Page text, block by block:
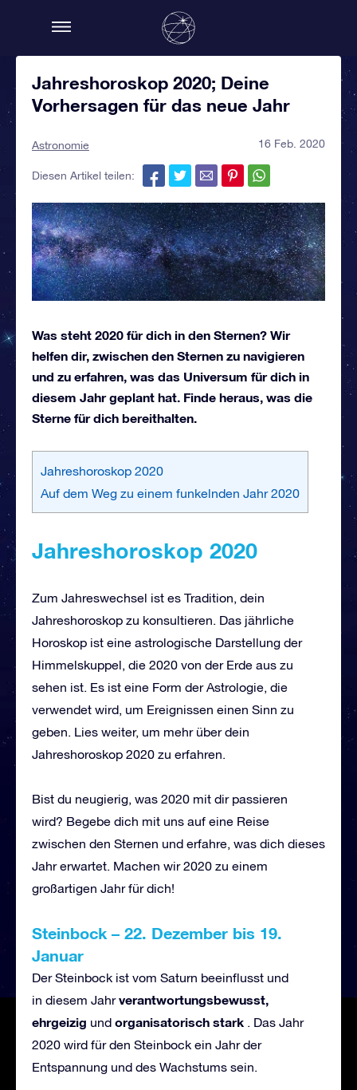
Jahreshoroskop 2020; Deine
Vorhersagen für das neue Jahr
Astronomie 16 Feb. 2020
Diesen Artikel teilen:
Was steht 2020 für dich in den Sternen? Wir
helfen dir, zwischen den Sternen zu navigieren
und zu erfahren, was das Universum für dich in
diesem Jahr geplant hat. Finde heraus, was die
Sterne für dich bereithalten.
Jahreshoroskop 2020
Auf dem Weg zu einem funkelnden Jahr 2020
Jahreshoroskop 2020
Zum Jahreswechsel ist es Tradition, dein
Jahreshoroskop zu konsultieren. Das jährliche
Horoskop ist eine astrologische Darstellung der
Himmelskuppel, die 2020 von der Erde aus zu
sehen ist. Es ist eine Form der Astrologie, die
verwendet wird, um Ereignissen einen Sinn zu
geben. Lies weiter, um mehr über dein
Jahreshoroskop 2020 zu erfahren.
Bist du neugierig, was 2020 mit dir passieren
wird? Begebe dich mit uns auf eine Reise
zwischen den Sternen und erfahre, was dich dieses
Jahr erwartet. Machen wir 2020 zu einem
großartigen Jahr für dich!
Steinbock – 22. Dezember bis 19.
Januar
Der Steinbock ist vom Saturn beeinflusst und
in diesem Jahrverantwortungsbewusst,
ehrgeizig und organisatorisch stark . Das Jahr
2020 wird für den Steinbock ein Jahr der
Entspannung und des Wachstums sein.